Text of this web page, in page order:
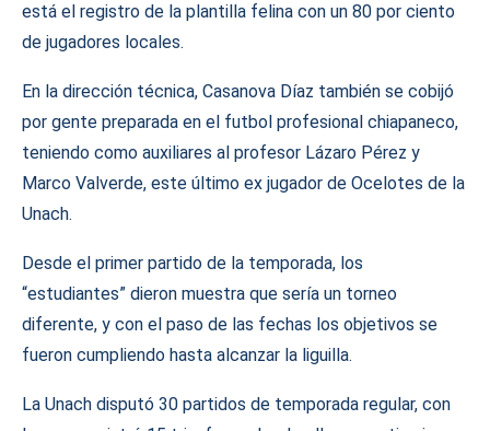
está el registro de la plantilla felina con un 80 por ciento
de jugadores locales.
En la dirección técnica, Casanova Díaz también se cobijó
por gente preparada en el futbol profesional chiapaneco,
teniendo como auxiliares al profesor Lázaro Pérez y
Marco Valverde, este último ex jugador de Ocelotes de la
Unach.
Desde el primer partido de la temporada, los
“estudiantes” dieron muestra que sería un torneo
diferente, y con el paso de las fechas los objetivos se
fueron cumpliendo hasta alcanzar la liguilla.
La Unach disputó 30 partidos de temporada regular, con